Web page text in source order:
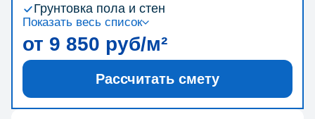
Грунтовка пола и стен
Показать весь список
от 9 850 руб/м²
Рассчитать смету